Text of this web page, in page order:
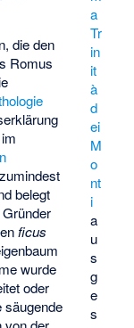
a
Tr
in
it
à
d
ei
M
o
nt
i
a
u
s
g
e
s
die den
Romus
belegt
ficus
wurde
oder
säugende